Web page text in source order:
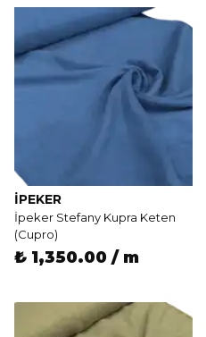
İPEKER
İpeker Stefany Kupra Keten
(Cupro)
₺ 1,350.00 / m